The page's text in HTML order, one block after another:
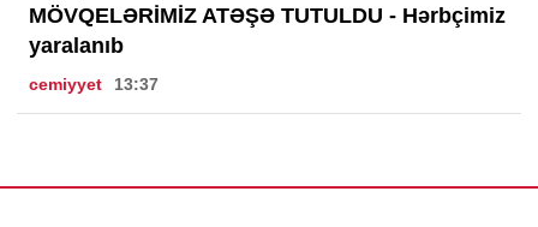
MÖVQELƏRİMİZ ATƏŞƏ TUTULDU - Hərbçimiz
yaralanıb
cemiyyet 13:37